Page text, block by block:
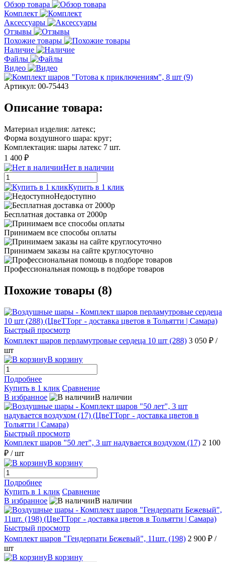
Обзор товара
Комплект
Аксессуары
Отзывы
Похожие товары
Наличие
Файлы
Видео
Артикул: 00-75443
Описание товара:
Материал изделия: латекс;
Форма воздушного шара: круг;
Комплектация: шары латекс 7 шт.
1 400 ₽
Нет в наличии
Купить в 1 клик
Недоступно
Бесплатная доставка от 2000р
Принимаем все способы оплаты
Принимаем заказы на сайте круглосуточно
Профессиональная помощь в подборе товаров
Похожие товары (8)
Быстрый просмотр
Комплект шаров перламутровые сердеца 10 шт (288) 3 050 ₽ /
шт
В корзину
Подробнее
Купить в 1 клик Сравнение
В избранное
В наличии
Быстрый просмотр
Комплект шаров "50 лет", 3 шт надувается воздухом (17) 2 100
₽ / шт
В корзину
Подробнее
Купить в 1 клик Сравнение
В избранное
В наличии
Быстрый просмотр
Комплект шаров "Гендерпати Бежевый", 11шт. (198) 2 900 ₽ /
шт
В корзину